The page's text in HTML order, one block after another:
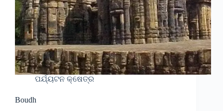
ପର୍ଯ୍ୟଟନ କ୍ଷେତ୍ର
Boudh